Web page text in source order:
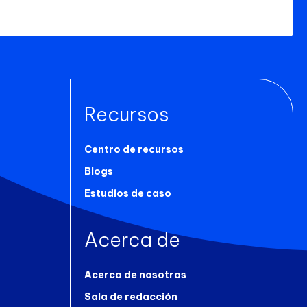
Recursos
Centro de recursos
Blogs
Estudios de caso
Acerca de
Acerca de nosotros
Sala de redacción